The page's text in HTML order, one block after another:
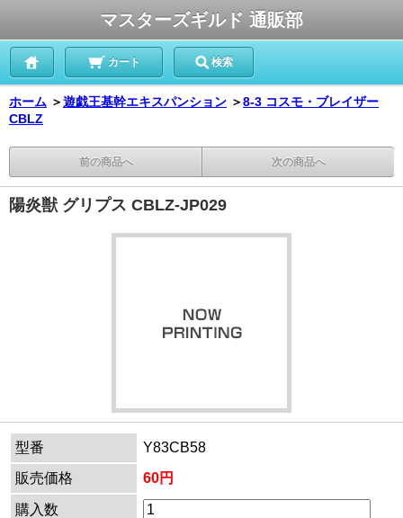
マスターズギルド 通販部
カート 検索
ホーム ＞遊戯王基幹エキスパンション ＞8-3 コスモ・ブレイザー
CBLZ
前の商品へ 次の商品へ
陽炎獣 グリプス CBLZ-JP029
型番
Y83CB58
販売価格
60円
購入数